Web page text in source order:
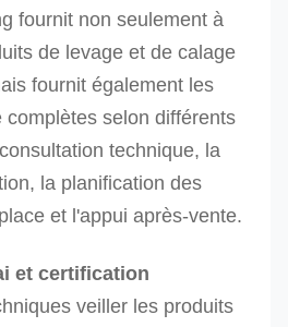
fournit non seulement à
de levage et de calage
fournit également les
complètes selon différents
technique, la
la planification des
et l'appui après-vente.
et certification
veiller les produits